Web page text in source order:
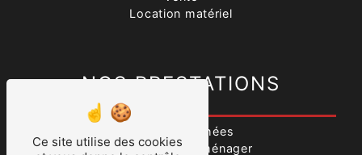
Location matériel
NOS PRESTATIONS
Pièces détachées
Vente produits ménager
Ce site utilise des cookies